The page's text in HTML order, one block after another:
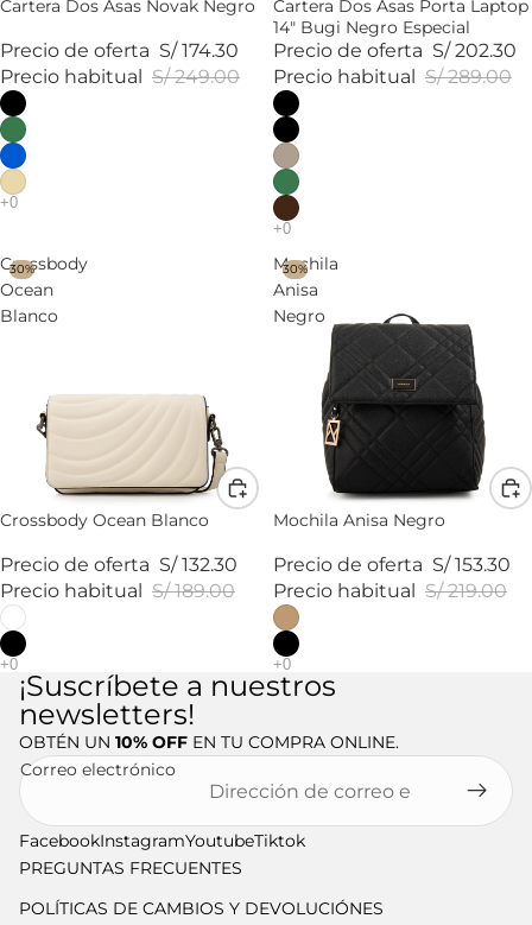
Cartera Dos Asas Novak Negro
Precio de oferta S/ 174.30
Precio habitual S/ 249.00
Cartera Dos Asas Porta Laptop
14" Bugi Negro Especial
Precio de oferta S/ 202.30
Precio habitual S/ 289.00
Crossbody
Ocean
Blanco
30%
Crossbody Ocean Blanco
Precio de oferta S/ 132.30
Precio habitual
S/ 189.00
Mochila
Anisa
Negro
30%
Mochila Anisa Negro
Precio de oferta S/ 153.30
Precio habitual
S/ 219.00
¡Suscríbete a nuestros
newsletters!
OBTÉN UN 10% OFF EN TU COMPRA ONLINE.
Correo electrónico
FacebookInstagramYoutubeTiktok
PREGUNTAS FRECUENTES
POLÍTICAS DE CAMBIOS Y DEVOLUCIÓNES